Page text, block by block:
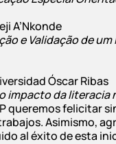
A’Nkonde
e Validação de
Óscar Ribas
impacto da literacia
queremos felicitar
Asimismo,
al éxito de esta